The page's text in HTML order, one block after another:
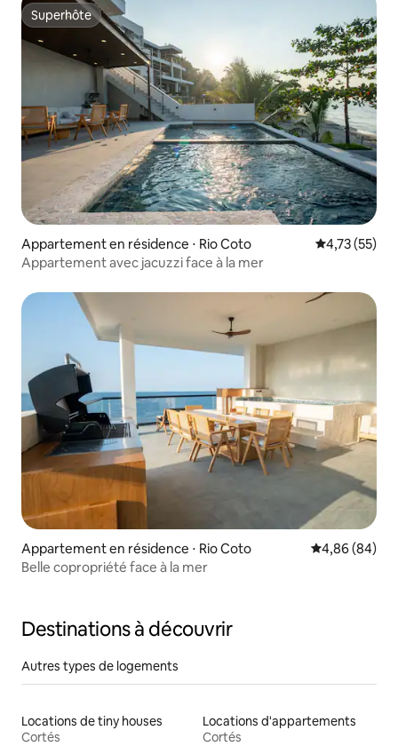
Superhôte
Superhôte
Appartement en résidence ⋅ Rio Coto Évaluation
4,73 (55)
Appartement avec jacuzzi face à la mer
Appartement en résidence ⋅ Rio Coto Évaluation
4,86 (84)
Belle copropriété face à la mer
Destinations à découvrir
Autres types de logements
Locations de tiny houses
Cortés
Locations d'appartements
Cortés